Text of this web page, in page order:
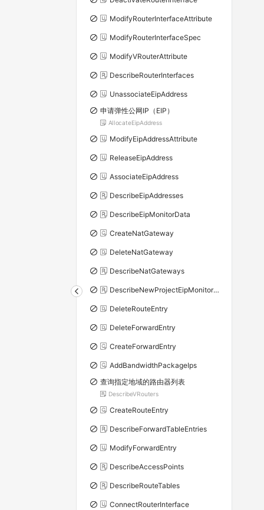
ModifyRouterInterfaceAttribute
ModifyRouterInterfaceSpec
ModifyVRouterAttribute
DescribeRouterInterfaces
UnassociateEipAddress
申请弹性公网IP（EIP）
AllocateEipAddress
ModifyEipAddressAttribute
ReleaseEipAddress
AssociateEipAddress
DescribeEipAddresses
DescribeEipMonitorData
CreateNatGateway
DeleteNatGateway
DescribeNatGateways
DescribeNewProjectEipMonitorData
DeleteRouteEntry
DeleteForwardEntry
CreateForwardEntry
AddBandwidthPackageIps
查询指定地域的路由器列表
DescribeVRouters
CreateRouteEntry
DescribeForwardTableEntries
ModifyForwardEntry
DescribeAccessPoints
DescribeRouteTables
ConnectRouterInterface